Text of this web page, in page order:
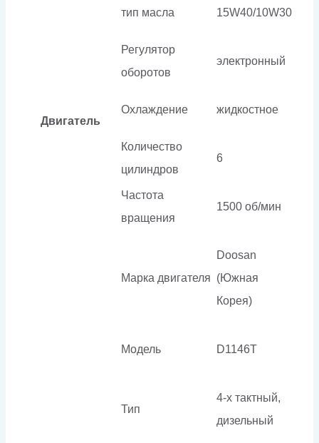
Двигатель
тип масла
15W40/10W30
Регулятор
оборотов
электронный
Охлаждение жидкостное
Количество
цилиндров
6
Частота
вращения
1500 об/мин
Марка двигателя
Doosan
(Южная
Корея)
Модель D1146T
Тип
4-х тактный,
дизельный